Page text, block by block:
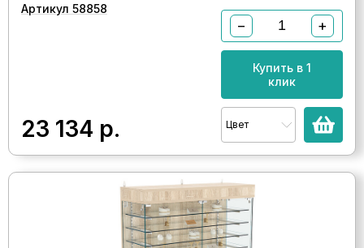
Артикул 58858
23 134 р.
− +
Купить в 1
клик
Цвет